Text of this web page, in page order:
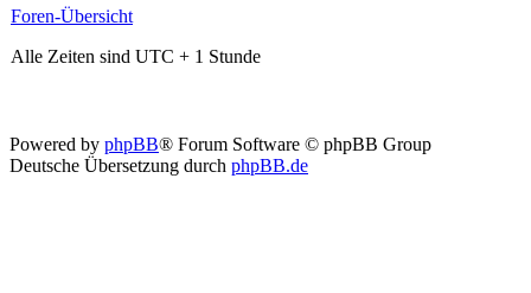
Foren-Übersicht
Alle Zeiten sind UTC + 1 Stunde
Powered by phpBB® Forum Software © phpBB Group
Deutsche Übersetzung durch phpBB.de